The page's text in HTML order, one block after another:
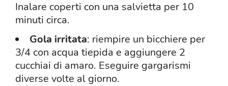
Inalare coperti con una salvietta per 10
minuti circa.
Gola irritata: riempire un bicchiere per
3/4 con acqua tiepida e aggiungere 2
cucchiai di amaro. Eseguire gargarismi
diverse volte al giorno.